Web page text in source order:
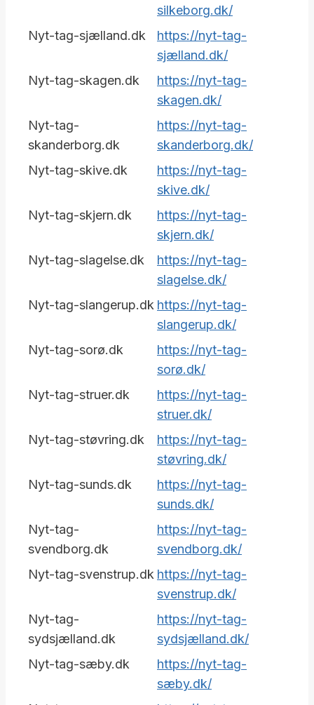
silkeborg.dk/
Nyt-tag-sjælland.dk
https://nyt-tag-
sjælland.dk/
Nyt-tag-skagen.dk
https://nyt-tag-
skagen.dk/
Nyt-tag-
skanderborg.dk
https://nyt-tag-
skanderborg.dk/
Nyt-tag-skive.dk
https://nyt-tag-
skive.dk/
Nyt-tag-skjern.dk
https://nyt-tag-
skjern.dk/
Nyt-tag-slagelse.dk
https://nyt-tag-
slagelse.dk/
Nyt-tag-slangerup.dk https://nyt-tag-
slangerup.dk/
Nyt-tag-sorø.dk
https://nyt-tag-
sorø.dk/
Nyt-tag-struer.dk
https://nyt-tag-
struer.dk/
Nyt-tag-støvring.dk
https://nyt-tag-
støvring.dk/
Nyt-tag-sunds.dk
https://nyt-tag-
sunds.dk/
Nyt-tag-
svendborg.dk
https://nyt-tag-
svendborg.dk/
Nyt-tag-svenstrup.dk https://nyt-tag-
svenstrup.dk/
Nyt-tag-
sydsjælland.dk
https://nyt-tag-
sydsjælland.dk/
Nyt-tag-sæby.dk
https://nyt-tag-
sæby.dk/